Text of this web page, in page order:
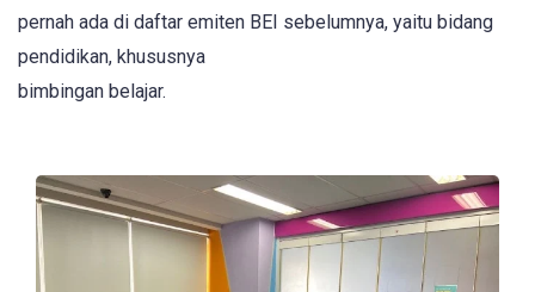
pernah ada di daftar emiten BEI sebelumnya, yaitu bidang
pendidikan, khususnya
bimbingan belajar.